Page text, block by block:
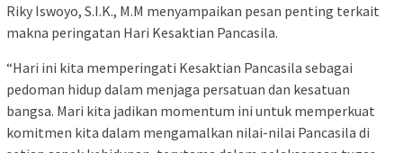
Riky Iswoyo, S.I.K., M.M menyampaikan pesan penting terkait
makna peringatan Hari Kesaktian Pancasila.
“Hari ini kita memperingati Kesaktian Pancasila sebagai
pedoman hidup dalam menjaga persatuan dan kesatuan
bangsa. Mari kita jadikan momentum ini untuk memperkuat
komitmen kita dalam mengamalkan nilai-nilai Pancasila di